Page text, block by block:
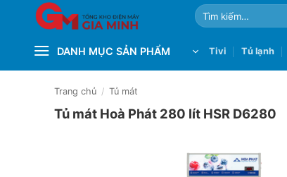
Tìm
kiếm:
DANH MỤC SẢN PHẨM Tivi Tủ lạnh
Trang chủ / Tủ mát
Tủ mát Hoà Phát 280 lít HSR D6280